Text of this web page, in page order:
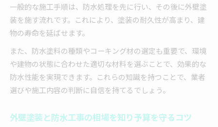
外壁塗装の防水材や材料選びのポイントを解説
外壁塗装と防水工事の同時施工でコスト削減
一般的な施工手順は、防水処理を先に行い、その後に外壁塗
装を施す流れです。これにより、塗装の耐久性が高まり、建
物の寿命を延ばせます。
また、防水塗料の種類やコーキング材の選定も重要で、環境
や建物の状態に合わせた適切な材料を選ぶことで、効果的な
防水性能を実現できます。これらの知識を持つことで、業者
選びや施工内容の判断に自信を持てるでしょう。
外壁塗装と防水工事の相場を知り予算を守るコツ